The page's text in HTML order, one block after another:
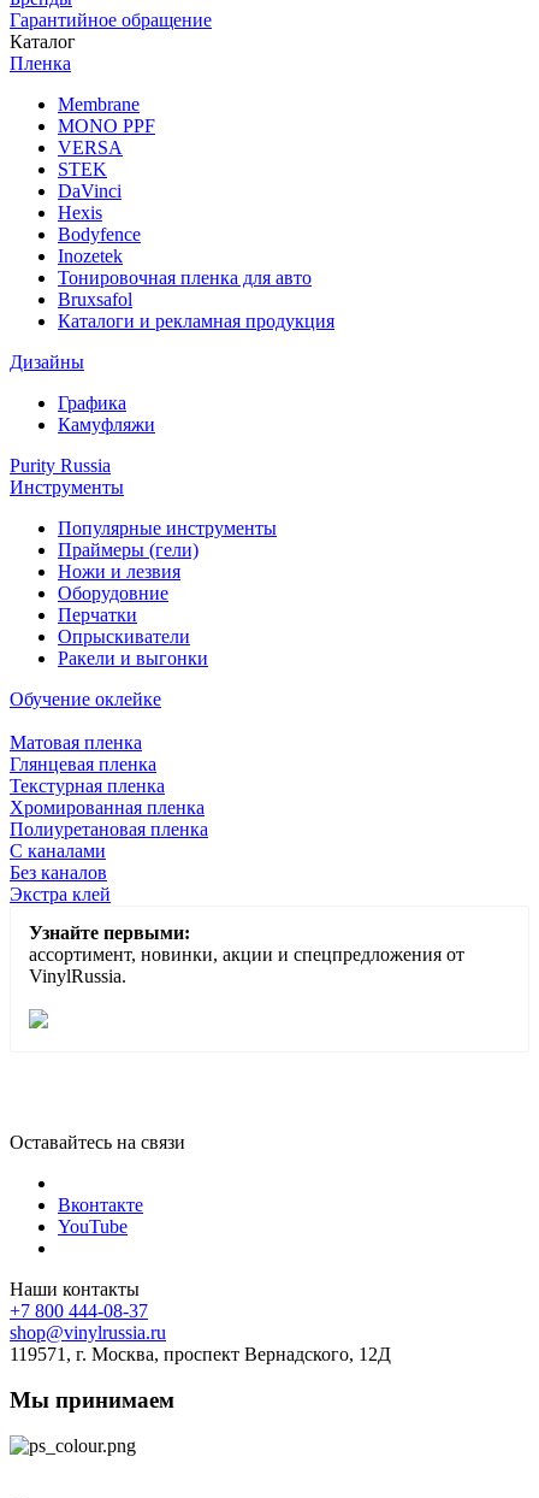
Гарантийное обращение
Каталог
Пленка
Membrane
MONO PPF
VERSA
STEK
DaVinci
Hexis
Bodyfence
Inozetek
Тонировочная пленка для авто
Bruxsafol
Каталоги и рекламная продукция
Дизайны
Графика
Камуфляжи
Purity Russia
Инструменты
Популярные инструменты
Праймеры (гели)
Ножи и лезвия
Оборудовние
Перчатки
Опрыскиватели
Ракели и выгонки
Обучение оклейке
Матовая пленка
Глянцевая пленка
Текстурная пленка
Хромированная пленка
Полиуретановая пленка
С каналами
Без каналов
Экстра клей
Узнайте первыми:
ассортимент, новинки, акции и спецпредложения от
VinylRussia.
Оставайтесь на связи
Вконтакте
YouTube
Наши контакты
+7 800 444-08-37
shop@vinylrussia.ru
119571, г. Москва, проспект Вернадского, 12Д
Мы принимаем